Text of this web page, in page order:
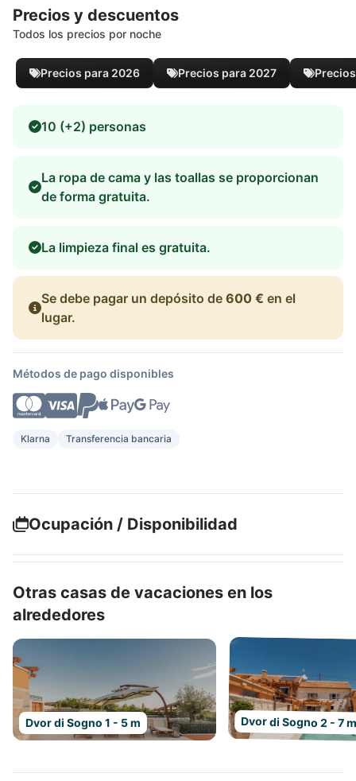
Precios y descuentos
Todos los precios por noche
Precios para 2026 Precios para 2027
10 (+2) personas
La ropa de cama y las toallas se proporcionan
de forma gratuita.
La limpieza final es gratuita.
Se debe pagar un depósito de 600 € en el
lugar.
Métodos de pago disponibles
Klarna Transferencia bancaria
Ocupación / Disponibilidad
Otras casas de vacaciones en los
alrededores
Dvor di Sogno 1 - 5 m Dvor di Sogno 2 - 7